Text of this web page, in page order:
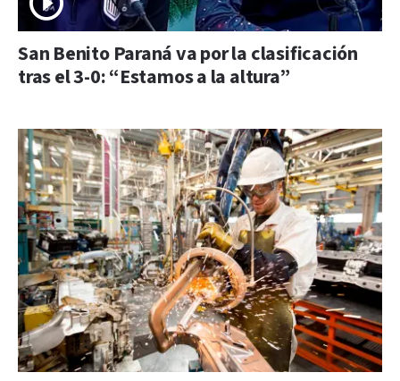
San Benito Paraná va por la clasificación
tras el 3-0: “Estamos a la altura”